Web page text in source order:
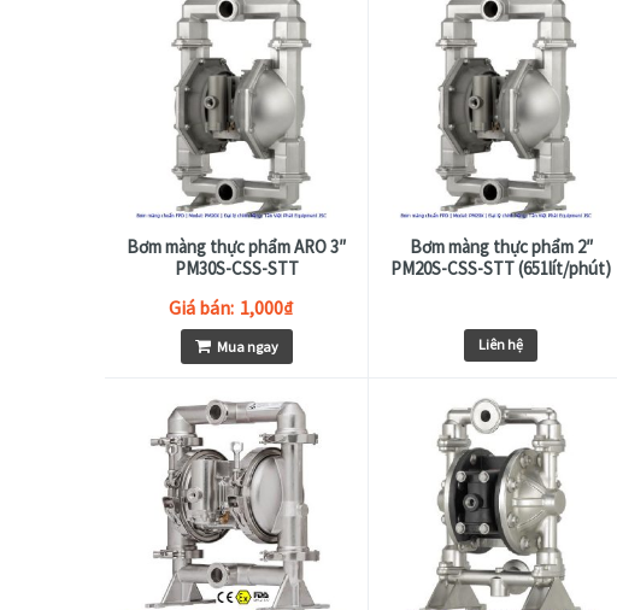
Bơm màng thực phẩm ARO 3″
PM30S-CSS-STT
Giá bán: 1,000₫
Mua ngay
Bơm màng thực phẩm 2″
PM20S-CSS-STT (651lít/phút)
Liên hệ